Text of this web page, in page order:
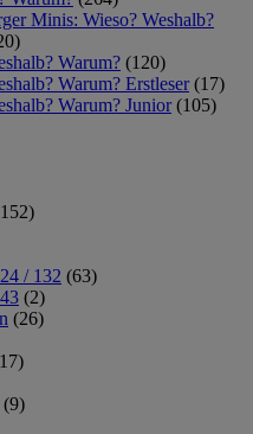
Minis: Wieso? Weshalb?
Warum? (120)
Warum? Erstleser (17)
Warum? Junior (105)
/ 132 (63)
(2)
(26)
(9)